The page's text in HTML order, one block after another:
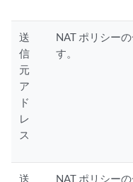
送
信
元
ア
ド
レ
ス
NAT ポリシー
す。
送
NAT ポリシー